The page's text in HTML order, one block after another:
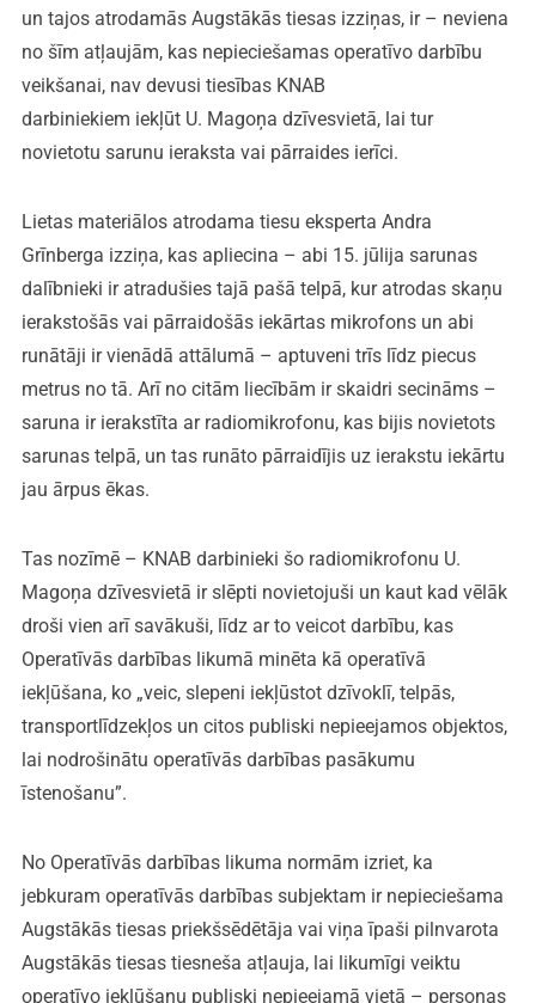
un tajos atrodamās Augstākās tiesas izziņas, ir – neviena
no šīm atļaujām, kas nepieciešamas operatīvo darbību
veikšanai, nav devusi tiesības KNAB
darbiniekiem iekļūt U. Magoņa dzīvesvietā, lai tur
novietotu sarunu ieraksta vai pārraides ierīci.
Lietas materiālos atrodama tiesu eksperta Andra
Grīnberga izziņa, kas apliecina – abi 15. jūlija sarunas
dalībnieki ir atradušies tajā pašā telpā, kur atrodas skaņu
ierakstošās vai pārraidošās iekārtas mikrofons un abi
runātāji ir vienādā attālumā – aptuveni trīs līdz piecus
metrus no tā. Arī no citām liecībām ir skaidri secināms –
saruna ir ierakstīta ar radiomikrofonu, kas bijis novietots
sarunas telpā, un tas runāto pārraidījis uz ierakstu iekārtu
jau ārpus ēkas.
Tas nozīmē – KNAB darbinieki šo radiomikrofonu U.
Magoņa dzīvesvietā ir slēpti novietojuši un kaut kad vēlāk
droši vien arī savākuši, līdz ar to veicot darbību, kas
Operatīvās darbības likumā minēta kā operatīvā
iekļūšana, ko „veic, slepeni iekļūstot dzīvoklī, telpās,
transportlīdzekļos un citos publiski nepieejamos objektos,
lai nodrošinātu operatīvās darbības pasākumu
īstenošanu”.
No Operatīvās darbības likuma normām izriet, ka
jebkuram operatīvās darbības subjektam ir nepieciešama
Augstākās tiesas priekšsēdētāja vai viņa īpaši pilnvarota
Augstākās tiesas tiesneša atļauja, lai likumīgi veiktu
operatīvo iekļūšanu publiski nepieejamā vietā – personas